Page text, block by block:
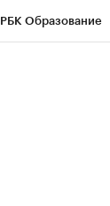
РБК Образование